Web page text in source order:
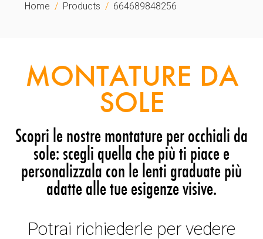
Home Products 664689848256
MONTATURE DA
SOLE
Scopri le nostre montature per occhiali da
sole: scegli quella che più ti piace e
personalizzala con le lenti graduate più
adatte alle tue esigenze visive.
Potrai richiederle per vedere